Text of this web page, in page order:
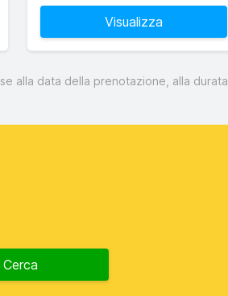
Visualizza
alla data della prenotazione, alla durata
Cerca